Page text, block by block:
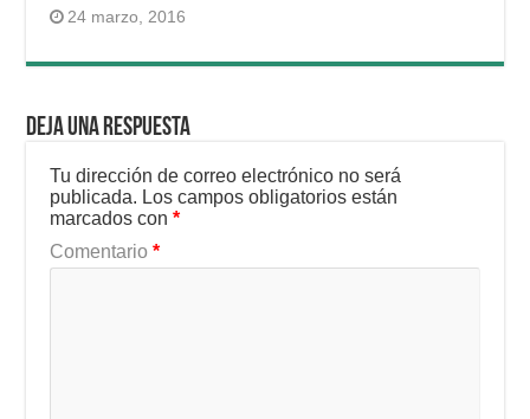
24 marzo, 2016
Deja una respuesta
Tu dirección de correo electrónico no será
publicada. Los campos obligatorios están
marcados con*
Comentario*